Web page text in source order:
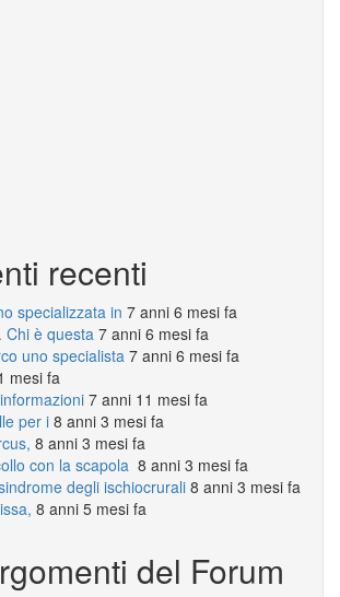
recenti
specializzata in 7 anni 6 mesi fa
Chi è questa 7 anni 6 mesi fa
uno specialista 7 anni 6 mesi fa
mesi fa
7 anni 11 mesi fa
per i 8 anni 3 mesi fa
8 anni 3 mesi fa
con la scapola 8 anni 3 mesi fa
degli ischiocrurali 8 anni 3 mesi fa
8 anni 5 mesi fa
del Forum